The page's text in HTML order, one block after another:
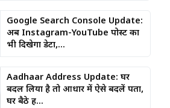
Google Search Console Update:
अब Instagram-YouTube पोस्ट का
भी दिखेगा डेटा,...
Aadhaar Address Update: घर
बदल लिया है तो आधार में ऐसे बदलें पता,
घर बैठे ह...